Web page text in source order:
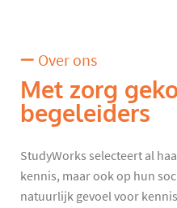
Over ons
Met zorg
begeleiders
StudyWorks selecteert al
kennis, maar ook op hun
natuurlijk gevoel voor